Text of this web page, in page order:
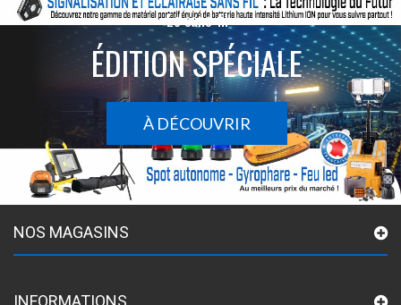
Le sans-fil
ÉDITION SPÉCIALE
À DÉCOUVRIR
NOS MAGASINS
INFORMATIONS